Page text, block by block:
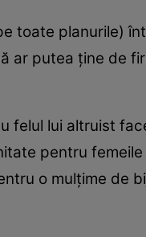
toate planurile)
ar putea ţine de
felul lui altruist
pentru
o mulţime de